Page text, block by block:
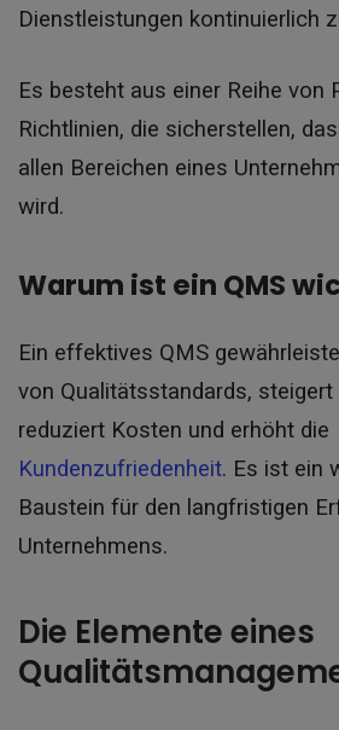
Dienstleistungen kontinuierlich
Es besteht aus einer Reihe von
Richtlinien, die sicherstellen,
allen Bereichen eines
wird.
Warum ist ein QMS
Ein effektives QMS
von Qualitätsstandards, steigert
reduziert Kosten und erhöht die
Kundenzufriedenheit. Es ist ein
Baustein für den langfristigen
Unternehmens.
Die Elemente eines